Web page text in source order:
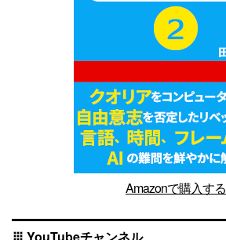
Amazonで購入する
apps YouTubeチャンネル